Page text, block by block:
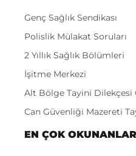
Genç Sağlık Sendikası
Polislik Mülakat Soruları
2 Yıllık Sağlık Bölümleri
İşitme Merkezi
Alt Bölge Tayini Dilekçesi
Can Güvenliği Mazereti
EN ÇOK OKUNANLAR